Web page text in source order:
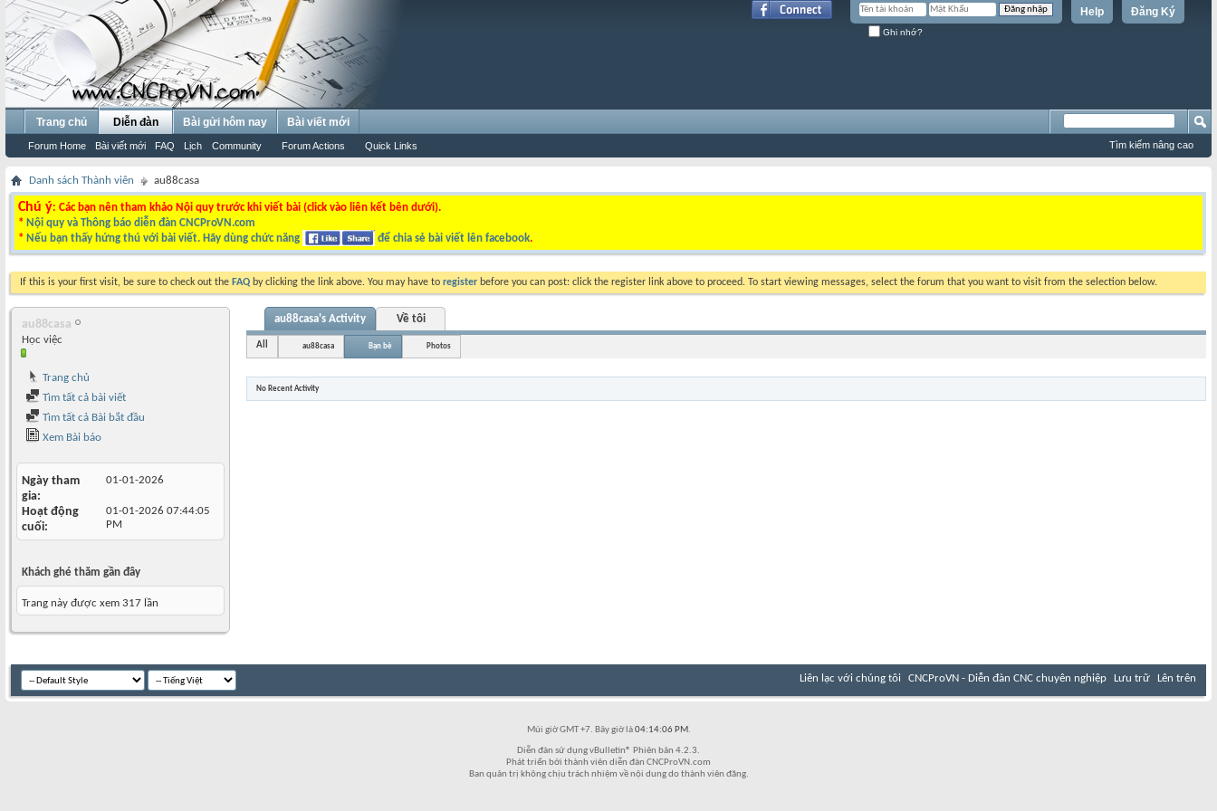
Đăng Ký
Help
Ghi nhớ?
Trang chủ Diễn đàn
Forum Home Bài viết mới FAQ Lịch Community Forum Actions Quick Links
Bài gửi hôm nay Bài viết mới
Tìm kiếm nâng cao
Danh sách Thành viên au88casa
Chú ý: Các bạn nên tham khảo Nội quy trước khi viết bài (click vào liên kết bên dưới).
* Nội quy và Thông báo diễn đàn CNCProVN.com
* Nếu bạn thấy hứng thú với bài viết. Hãy dùng chức năng để chia sẻ bài viết lên facebook.
If this is your first visit, be sure to check out the FAQ by clicking the link above. You may have to register before you can post: click the register link above to proceed. To start viewing messages, select the forum that you want to visit from the selection below.
au88casa
Học việc
Trang chủ
Tìm tất cả bài viết
Tìm tất cả Bài bắt đầu
Xem Bài báo
Ngày tham
gia
01-01-2026
Hoạt động
cuối
01-01-2026 07:44:05
PM
Khách ghé thăm gần đây
Trang này được xem 317 lần
au88casa's Activity Về tôi
All au88casa Bạn bè Photos
No Recent Activity
Liên lạc với chúng tôi CNCProVN - Diễn đàn CNC chuyên nghiệp Lưu trữ Lên trên
Múi giờ GMT +7. Bây giờ là04:14:06 PM.
Diễn đàn sử dụng vBulletin® Phiên bản 4.2.3.
Phát triển bởi thành viên diễn đàn CNCProVN.com
Ban quản trị không chịu trách nhiệm về nội dung do thành viên đăng.